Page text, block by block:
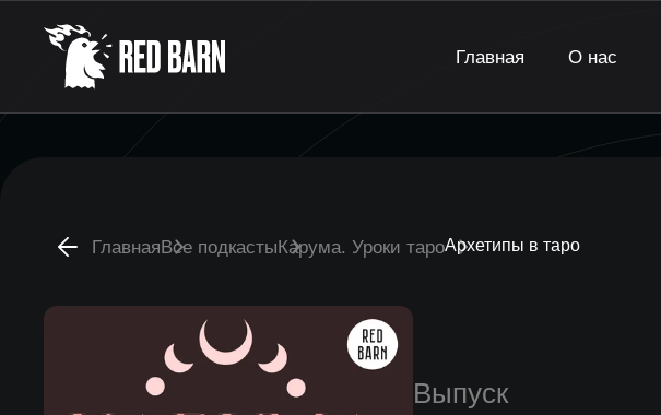
Главная О нас
ГлавнаяВсе подкастыКарума. Уроки тароАрхетипы в таро
Выпуск